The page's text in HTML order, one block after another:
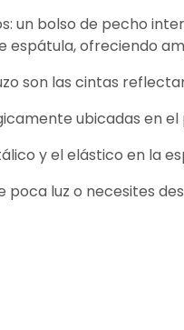
un bolso de pecho
espátula, ofreciendo
son las cintas
ubicadas en
y el elástico en la
poca luz o necesites